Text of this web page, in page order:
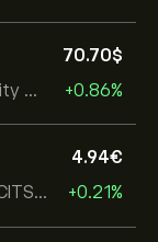
SPDR S&P 500 Low Volatility UCITS ETF
70.70‎$‎
+0.86%
iShares China CNY Bond UCITS ETF
4.94‎€‎
+0.21%